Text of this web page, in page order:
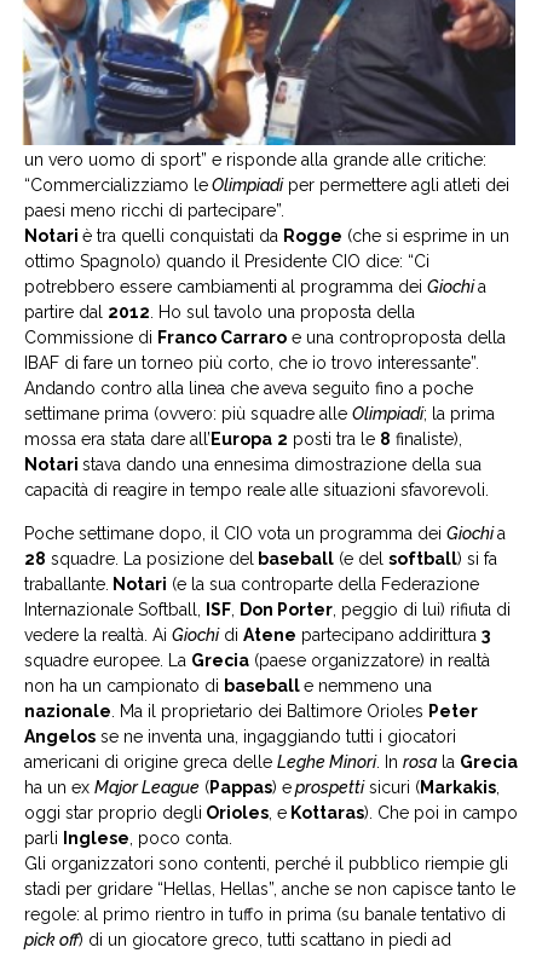
un vero uomo di sport” e risponde alla grande alle critiche:
“Commercializziamo leOlimpiadiper permettere agli atleti dei
paesi meno ricchi di partecipare”.
Notari è tra quelli conquistati da Rogge (che si esprime in un
ottimo Spagnolo) quando il Presidente CIO dice: “Ci
potrebbero essere cambiamenti al programma dei Giochia
partire dal 2012 . Ho sul tavolo una proposta della
Commissione di Franco Carraro e una controproposta della
IBAF di fare un torneo più corto, che io trovo interessante”.
Andando contro alla linea che aveva seguito fino a poche
settimane prima (ovvero: più squadre alle Olimpiadi; la prima
mossa era stata dare all’Europa 2 posti tra le 8 finaliste),
Notari stava dando una ennesima dimostrazione della sua
capacità di reagire in tempo reale alle situazioni sfavorevoli.
Poche settimane dopo, il CIO vota un programma dei Giochia
28 squadre. La posizione del baseball (e del softball) si fa
traballante. Notari (e la sua controparte della Federazione
Internazionale Softball, ISF Don Porter , peggio di lui) rifiuta di
vedere la realtà. Ai Giochidi Atene partecipano addirittura 3
squadre europee. La Grecia (paese organizzatore) in realtà
non ha un campionato di baseballe nemmeno una
nazionale . Ma il proprietario dei Baltimore Orioles Peter
Angelos se ne inventa una, ingaggiando tutti i giocatori
americani di origine greca delle Leghe Minori. In rosa la Grecia
ha un ex Major League (Pappas) eprospettisicuri (Markakis
oggi star proprio degli Orioles , e Kottaras). Che poi in campo
parli Inglese , poco conta.
Gli organizzatori sono contenti, perché il pubblico riempie gli
stadi per gridare “Hellas, Hellas”, anche se non capisce tanto le
regole: al primo rientro in tuffo in prima (su banale tentativo di
pick off) di un giocatore greco, tutti scattano in piedi ad